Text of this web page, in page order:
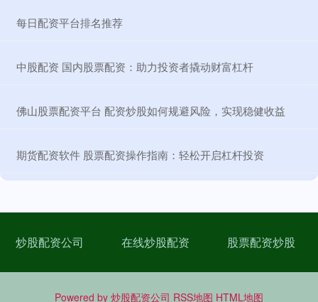
​每日配资平台排名推荐
​中股配资 国内股票配资：助力投资者撬动财富杠杆
​佛山股票配资平台 配资炒股如何规避风险，实现稳健收益
​期货配资软件 股票配资操作指南：轻松开启杠杆投资
炒股配资公司 在线炒股配资 股票配资炒股
Powered by 炒股配资公司 RSS地图 HTML地图